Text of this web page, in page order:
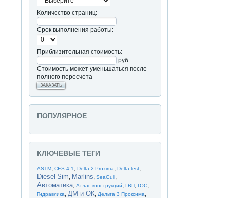
Количество страниц:
Срок выполнения работы:
Приблизительная стоимость:
руб
Стоимость может уменьшаться после
полного пересчета
ЗАКАЗАТЬ
ПОПУЛЯРНОЕ
КЛЮЧЕВЫЕ ТЕГИ
ASTM,CES 4.1 ,Delta 2 Proxima,Delta test,
Diesel Sim, Marlins,SeaGull,
Автоматика,Атлас конструкций,ГВП,ГОС,
Гидравлика,ДМ и ОК,Дельта 3 Проксима,